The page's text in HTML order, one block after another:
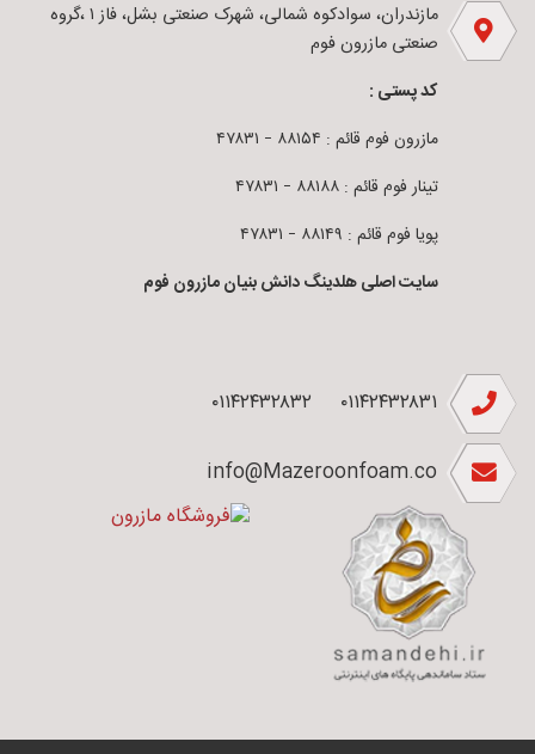
مازندران، سوادکوه شمالی، شهرک صنعتی بشل، فاز ۱ ،گروه
صنعتی مازرون فوم
کد پستی :
مازرون فوم قائم : ۸۸۱۵۴ – ۴۷۸۳۱
تینار فوم قائم : ۸۸۱۸۸ – ۴۷۸۳۱
پویا فوم قائم : ۸۸۱۴۹ – ۴۷۸۳۱
سایت اصلی هلدینگ دانش بنیان مازرون فوم
۰۱۱۴۲۴۳۲۸۳۱ ۰۱۱۴۲۴۳۲۸۳۲
info@Mazeroonfoam.co